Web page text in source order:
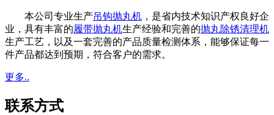
本公司专业生产吊钩抛丸机 ，是省内技术知识产权良好企
业，具有丰富的履带抛丸机生产经验和完善的抛丸除锈清理机
生产工艺，以及一套完善的产品质量检测体系，能够保证每一
件产品都达到预期，符合客户的需求。
更多..
联系方式